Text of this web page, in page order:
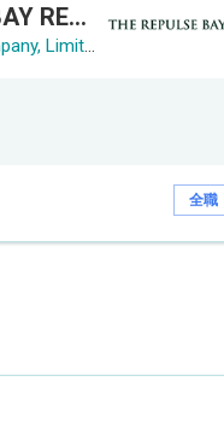
THE REPULSE BAY RECRUITMENT DAY 淺水灣影灣園人才招聘會
The Repulse Bay Company, Limited
全職